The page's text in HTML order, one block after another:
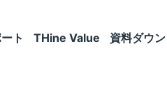
ト THine Value 資料ダウ